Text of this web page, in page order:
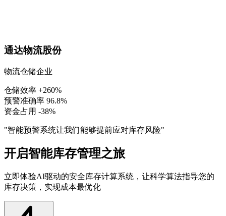
通达物流股份
物流仓储企业
仓储效率 +260%
预警准确率 96.8%
资金占用 -38%
"智能预警系统让我们能够提前应对库存风险"
开启智能库存管理之旅
立即体验AI驱动的安全库存计算系统，让科学算法指导您的
库存决策，实现成本最优化